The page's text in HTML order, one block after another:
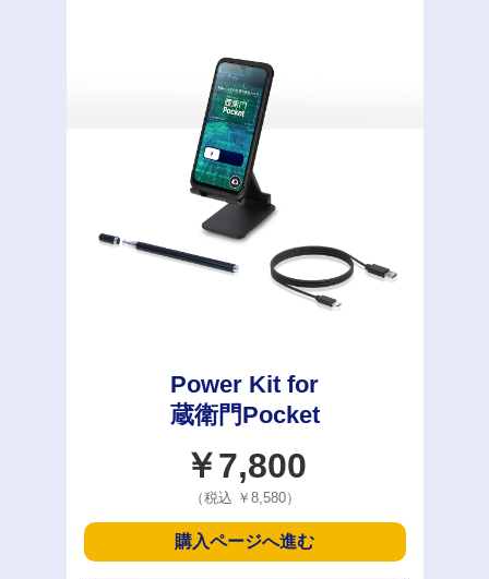
Power Kit for
蔵衛門Pocket
￥7,800
（税込 ￥8,580）
購入ページへ進む